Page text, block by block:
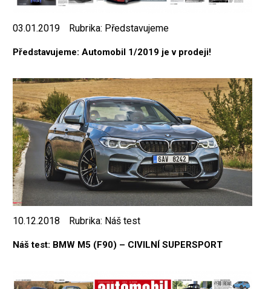
03.01.2019 Rubrika: Představujeme
Představujeme: Automobil 1/2019 je v prodeji!
10.12.2018 Rubrika: Náš test
Náš test: BMW M5 (F90) – CIVILNÍ SUPERSPORT